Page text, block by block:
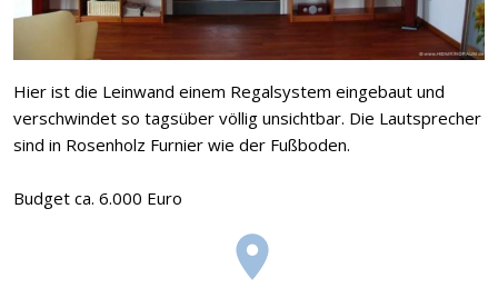
Hier ist die Leinwand einem Regalsystem eingebaut und
verschwindet so tagsüber völlig unsichtbar. Die Lautsprecher
sind in Rosenholz Furnier wie der Fußboden.
Budget ca. 6.000 Euro